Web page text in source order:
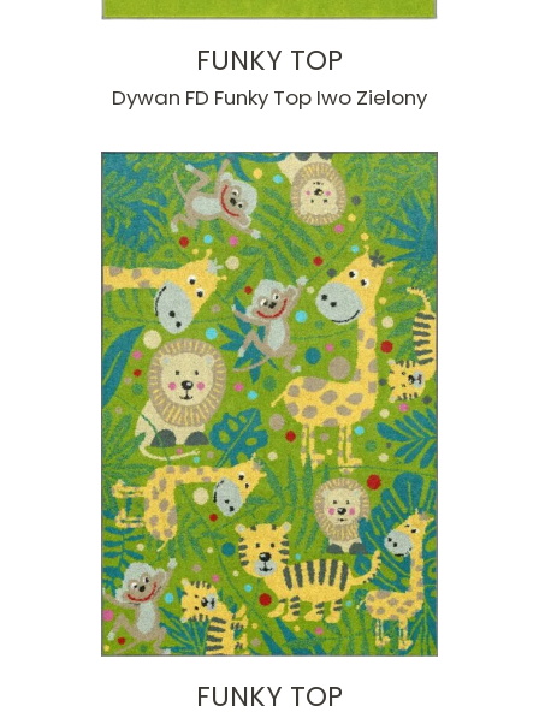
FUNKY TOP
Dywan FD Funky Top Iwo Zielony
FUNKY TOP